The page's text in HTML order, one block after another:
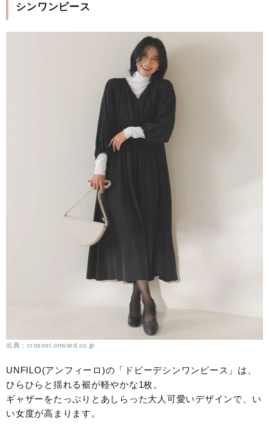
シンワンピース
出典：crosset.onward.co.jp
UNFILO(アンフィーロ)の「ドビーデシンワンピース」は、
ひらひらと揺れる裾が軽やかな1枚。
ギャザーをたっぷりとあしらった大人可愛いデザインで、い
い女度が高まります。